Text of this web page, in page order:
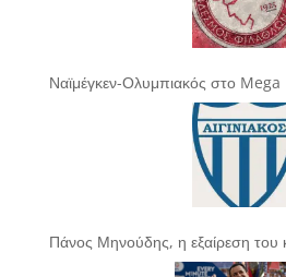
Ναϊμέγκεν-Ολυμπιακός στο Mega
Πάνος Μηνούδης, η εξαίρεση του